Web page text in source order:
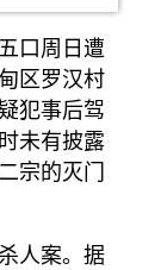
口周日遭
区罗汉村
犯事后驾
未有披露
宗的灭门
人案。据